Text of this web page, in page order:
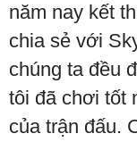
năm nay kết
chia sẻ với
chúng ta đều
tôi đã chơi tốt
của trận đấu.